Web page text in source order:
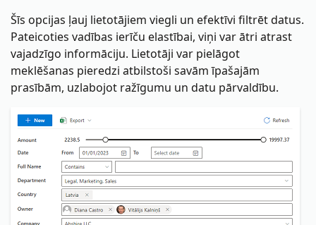
Šīs opcijas ļauj lietotājiem viegli un efektīvi filtrēt datus.
Pateicoties vadības ierīču elastībai, viņi var ātri atrast
vajadzīgo informāciju. Lietotāji var pielāgot
meklēšanas pieredzi atbilstoši savām īpašajām
prasībām, uzlabojot ražīgumu un datu pārvaldību.